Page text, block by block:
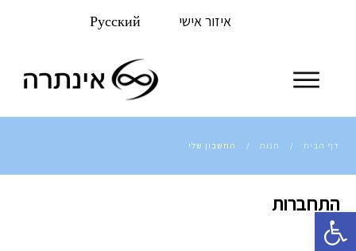
פתח סרגל נגישות
איזור אישי Русский
דף הבית / חנות / החשבון שלי
התחברות